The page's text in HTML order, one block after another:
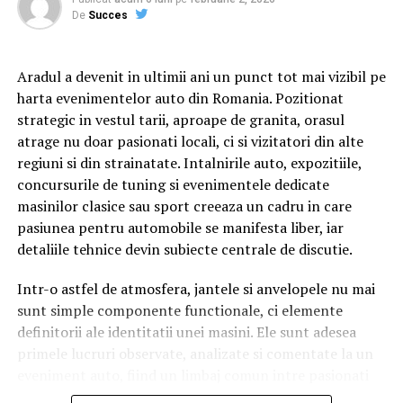
între ei.
Cu râs pe săturate, surprize și personaje pline de viață,
comedia independentă „În pielea mea”intră în
cinematografele din toată țara din 10 februarie.
Spectatorilor li s-a pregătit o surpriză pentru data de
12 februarie: o seară specială „Date Night” organizată în
mai multe cinematografe din rețeaua Cinema City unde
toți cei care cumpără un bilet la comedia „În pielea mea”
Până pe 23 februarie, toți spectatorii din țară care și-au
cumpărat bilet la filmul „În pielea mea” se pot înscrie în
achiziției biletului la cinema înformularul dedicat
De Succes
Aradul a devenit in ultimii ani un punct tot mai vizibil pe
harta evenimentelor auto din Romania. Pozitionat
strategic in vestul tarii, aproape de granita, orasul
atrage nu doar pasionati locali, ci si vizitatori din alte
regiuni si din strainatate. Intalnirile auto, expozitiile,
concursurile de tuning si evenimentele dedicate
masinilor clasice sau sport creeaza un cadru in care
pasiunea pentru automobile se manifesta liber, iar
detaliile tehnice devin subiecte centrale de discutie.
Intr-o astfel de atmosfera, jantele si anvelopele nu mai
sunt simple componente functionale, ci elemente
definitorii ale identitatii unei masini. Ele sunt adesea
primele lucruri observate, analizate si comentate la un
rent a car, indiferent de varsta sau experienta.